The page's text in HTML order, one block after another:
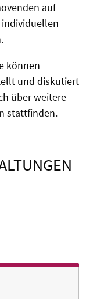
auf
können
und diskutiert
über weitere
stattfinden.